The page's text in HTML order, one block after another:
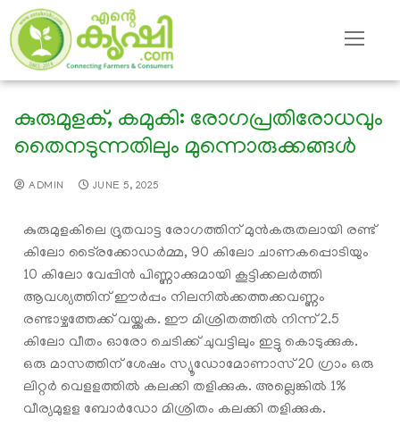
കുരുമുളക്, കമുകി: രോഗപ്രതിരോധവും
തൈനടുന്നതിലും മുന്നൊരുക്കങ്ങൾ
ADMIN JUNE 5, 2025
കുരുമുളകിലെ ദ്രുതവാട്ട രോഗത്തിന് മുൻകരുതലായി രണ്ട്
കിലോ ടൈ്രക്കോഡർമ്മ, 90 കിലോ ചാണകപ്പൊടിയും
10 കിലോ വേപ്പിൻ പിണ്ണാക്കുമായി കൂട്ടിക്കലർത്തി
ആവശ്യത്തിന് ഈർപ്പം നിലനിൽക്കത്തക്കവണ്ണം
രണ്ടാഴ്ചത്തേക്ക് വയ്ക്കുക. ഈ മിശ്രിതത്തിൽ നിന്ന് 2.5
കിലോ വീതം ഓരോ ചെടിക്ക് ചുവട്ടിലും ഇട്ടു കൊടുക്കുക.
ഒരു മാസത്തിന് ശേഷം സ്യൂഡോമോണാസ് 20 ഗ്രാം ഒരു
ലിറ്റർ വെളളത്തിൽ കലക്കി തളിക്കുക. അല്ലെങ്കിൽ 1%
വീര്യമുളള ബോർഡോ മിശ്രിതം കലക്കി തളിക്കുക.